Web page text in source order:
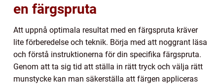
en färgspruta
Att uppnå optimala resultat med en färgspruta kräver
lite förberedelse och teknik. Börja med att noggrant läsa
och förstå instruktionerna för din specifika färgspruta.
Genom att ta sig tid att ställa in rätt tryck och välja rätt
munstycke kan man säkerställa att färgen appliceras